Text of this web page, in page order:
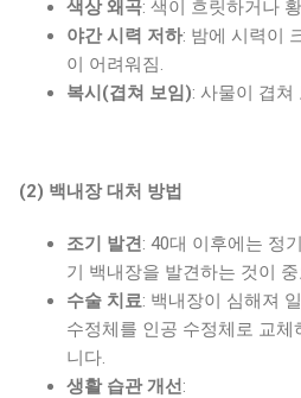
색상 왜곡: 색이 흐릿하거나
야간 시력 저하: 밤에 시력이
이 어려워짐.
복시(겹쳐 보임): 사물이 겹쳐
(2) 백내장 대처 방법
조기 발견: 40대 이후에는 정
기 백내장을 발견하는 것이
수술 치료: 백내장이 심해져
수정체를 인공 수정체로 교
니다.
생활 습관 개선: